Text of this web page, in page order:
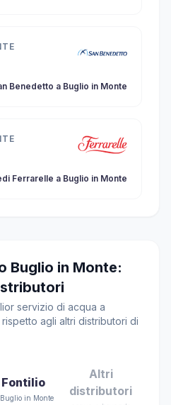
Benedetto a Buglio in Monte
Ferrarelle a Buglio in Monte
Buglio in Monte:
servizio di acqua a
agli altri distributori di
Fontilio
in Monte
Altri
distributori